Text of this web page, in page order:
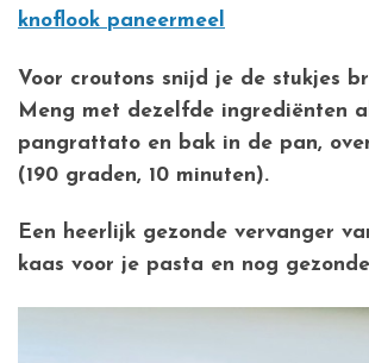
knoflook paneermeel
Voor croutons snijd je de stukjes
Meng met dezelfde ingrediënten
pangrattato en bak in de pan,
(190 graden, 10 minuten).
Een heerlijk gezonde vervanger
kaas voor je pasta en nog